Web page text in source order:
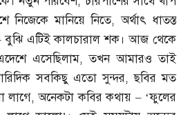
নিজেকে মানিয়ে নিতে,অর্থাৎ ধাতস্ত
বুঝি এটিই কালচারাল শক। আজ থেকে
এসেছিলাম,তখন আমারও তাই
সবকিছু এতো সুন্দর,ছবির মত
লাগে,অনেকটা কবির কথায় – ‘ফুলের